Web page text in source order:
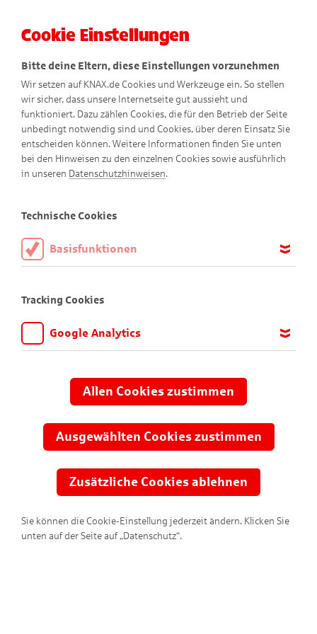
Meine Sparkasse?
Ihre Sparkasse ist nicht dabei? Erfahren Sie hier warum.
Cookie Einstellungen
Bitte deine Eltern, diese Einstellungen vorzunehmen
Wir setzen auf KNAX.de Cookies und Werkzeuge ein. So stellen
wir sicher, dass unsere Internetseite gut aussieht und
funktioniert. Dazu zählen Cookies, die für den Betrieb der Seite
unbedingt notwendig sind und Cookies, über deren Einsatz Sie
entscheiden können. Weitere Informationen finden Sie unten
bei den Hinweisen zu den einzelnen Cookies sowie ausführlich
in unseren Datenschutzhinweisen.
Technische Cookies
Basisfunktionen
aktiviert sein.
Tracking Cookies
Google Analytics
anpassen und verbessern können. Aus diesem Grund nutzen wir
Google Analytics. Dieses Werkzeug erfasst die Seitenaufrufe zu
Übertragung anonymisiert.
Allen Cookies zustimmen
Ausgewählten Cookies zustimmen
Zusätzliche Cookies ablehnen
Sie können die Cookie-Einstellung jederzeit ändern. Klicken Sie
unten auf der Seite auf „Datenschutz“.